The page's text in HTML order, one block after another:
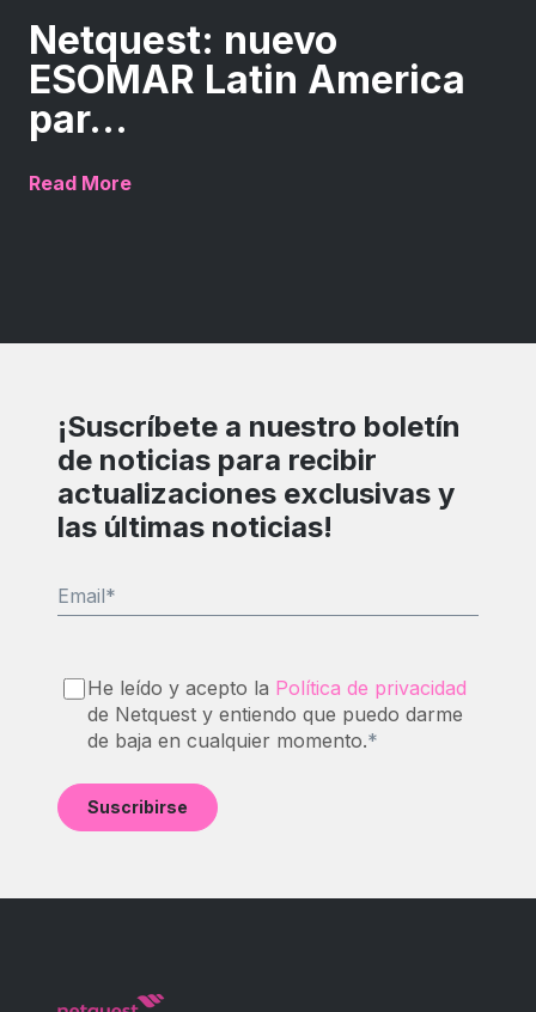
Netquest: nuevo
ESOMAR Latin America
par...
Read More
¡Suscríbete a nuestro boletín
de noticias para recibir
actualizaciones exclusivas y
las últimas noticias!
Email*
He leído y acepto la Política de privacidad
de Netquest y entiendo que puedo darme
de baja en cualquier momento.*